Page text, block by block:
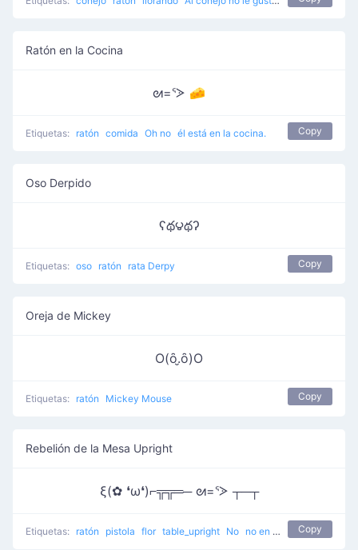
Ratón en la Cocina
ᘛ=ᕐᐷ 🧀
Etiquetas: ratón comida Oh no él está en la cocina. Copy
Oso Derpido
ʕథ౪థʔ
Etiquetas: oso ratón rata Derpy Copy
Oreja de Mickey
O(ȏ.̮ȏ)O
Etiquetas: ratón Mickey Mouse Copy
Rebelión de la Mesa Upright
ξ(✿ ❛ω❛)⌐╦╦═─ ᘛ=ᕐᐷ ┬─┬
Etiquetas: ratón pistola flor table_upright No no en mi casa Copy